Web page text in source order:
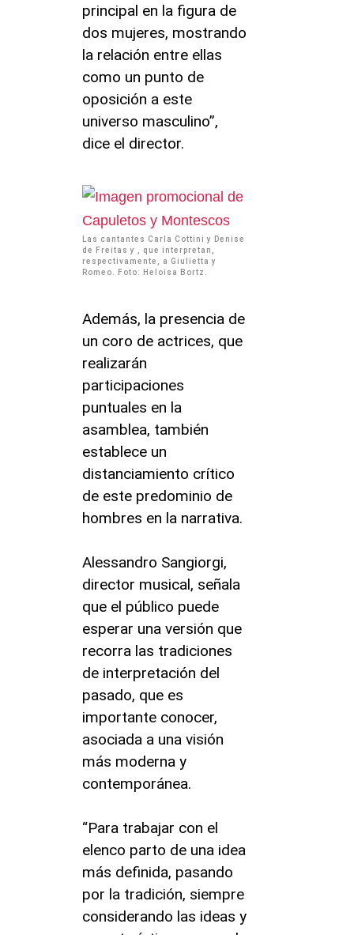
principal en la figura de
dos mujeres, mostrando
la relación entre ellas
como un punto de
oposición a este
universo masculino”,
dice el director.
Las cantantes Carla Cottini y Denise
de Freitas y , que interpretan,
respectivamente, a Giulietta y
Romeo. Foto: Heloisa Bortz.
Además, la presencia de
un coro de actrices, que
realizarán
participaciones
puntuales en la
asamblea, también
establece un
distanciamiento crítico
de este predominio de
hombres en la narrativa.
Alessandro Sangiorgi,
director musical, señala
que el público puede
esperar una versión que
recorra las tradiciones
de interpretación del
pasado, que es
importante conocer,
asociada a una visión
más moderna y
contemporánea.
“Para trabajar con el
elenco parto de una idea
más definida, pasando
por la tradición, siempre
considerando las ideas y